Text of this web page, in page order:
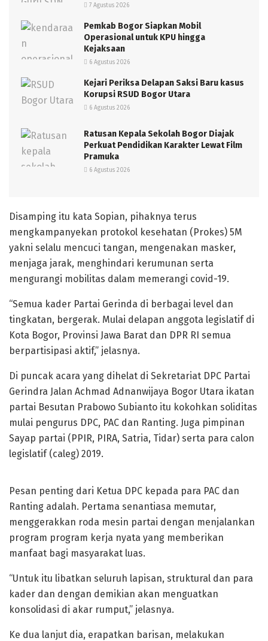
7 Agustus 2026
Pemkab Bogor Siapkan Mobil
Operasional untuk KPU hingga
Kejaksaan
6 Agustus 2026
Kejari Periksa Delapan Saksi Baru kasus
Korupsi RSUD Bogor Utara
6 Agustus 2026
Ratusan Kepala Sekolah Bogor Diajak
Perkuat Pendidikan Karakter Lewat Film
Pramuka
6 Agustus 2026
Disamping itu kata Sopian, pihaknya terus
mengkampanyekan protokol kesehatan (Prokes) 5M
yakni selalu mencuci tangan, mengenakan masker,
menjaga jarak, menghindari kerumunan serta
mengurangi mobilitas dalam memerangi covid-19.
“Semua kader Partai Gerinda di berbagai level dan
tingkatan, bergerak. Mulai delapan anggota legislatif di
Kota Bogor, Provinsi Jawa Barat dan DPR RI semua
berpartisipasi aktif,” jelasnya.
Di puncak acara yang dihelat di Sekretariat DPC Partai
Gerindra Jalan Achmad Adnanwijaya Bogor Utara ikatan
partai Besutan Prabowo Subianto itu kokohkan soliditas
mulai pengurus DPC, PAC dan Ranting. Juga pimpinan
Sayap partai (PPIR, PIRA, Satria, Tidar) serta para calon
legislatif (caleg) 2019.
Pesan penting dari Ketua DPC kepada para PAC dan
Ranting adalah. Pertama senantiasa memutar,
menggerakkan roda mesin partai dengan menjalankan
program program kerja nyata yang memberikan
manfaat bagi masyarakat luas.
“Untuk itu libatkan seluruh lapisan, struktural dan para
kader dan dengan demikian akan menguatkan
konsolidasi di akar rumput,” jelasnya.
Ke dua lanjut dia, erapatkan barisan, melakukan